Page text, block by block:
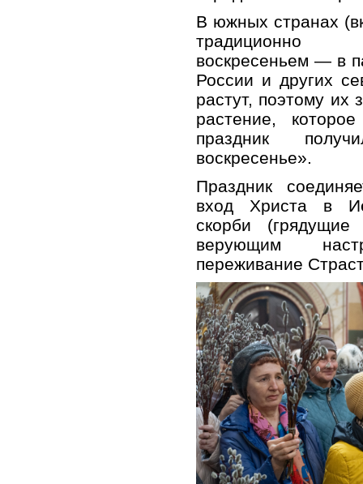
В южных странах
традиционно
воскресеньем — в
России и других
растут, поэтому
растение,
праздник
воскресенье».
Праздник
вход Христа в
скорби
верующим
переживание